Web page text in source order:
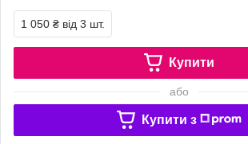
1 050 ₴ від 3 шт.
Купити
або
Купити з